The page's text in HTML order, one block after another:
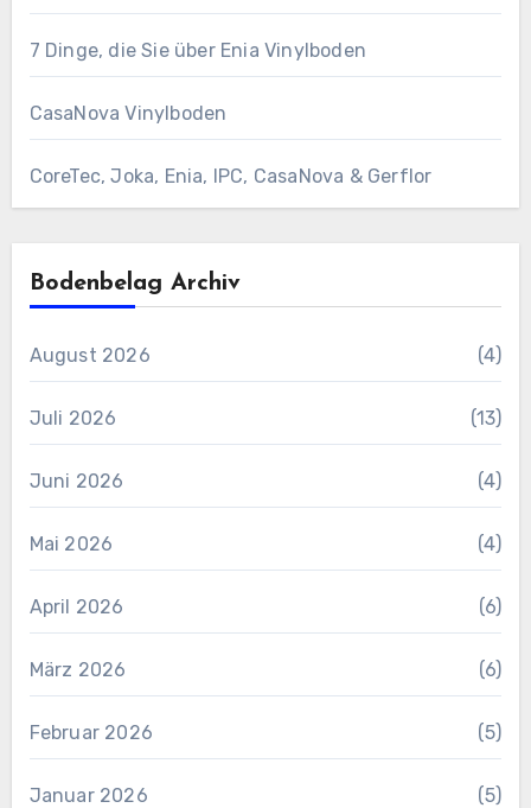
7 Dinge, die Sie über Enia Vinylboden
CasaNova Vinylboden
CoreTec, Joka, Enia, IPC, CasaNova & Gerflor
Bodenbelag Archiv
August 2026 (4)
Juli 2026 (13)
Juni 2026 (4)
Mai 2026 (4)
April 2026 (6)
März 2026 (6)
Februar 2026 (5)
Januar 2026 (5)